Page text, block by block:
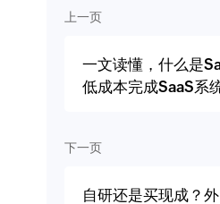
上一页
一文读懂，什么是
低成本完成SaaS系
下一页
自研还是买现成？